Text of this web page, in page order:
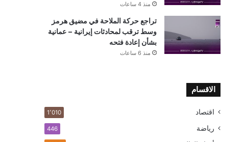
منذ 4 ساعات
تراجع حركة الملاحة في مضيق هرمز
وسط ترقب لمحادثات إيرانية – عمانية
بشأن إعادة فتحه
منذ 6 ساعات
الاقسام
اقتصاد 1٬010
رياضة 446